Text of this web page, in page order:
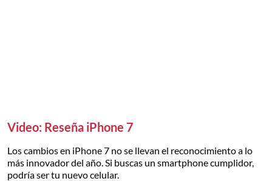
Video: Reseña iPhone 7
Los cambios en iPhone 7 no se llevan el reconocimiento a lo
más innovador del año. Si buscas un smartphone cumplidor,
podría ser tu nuevo celular.